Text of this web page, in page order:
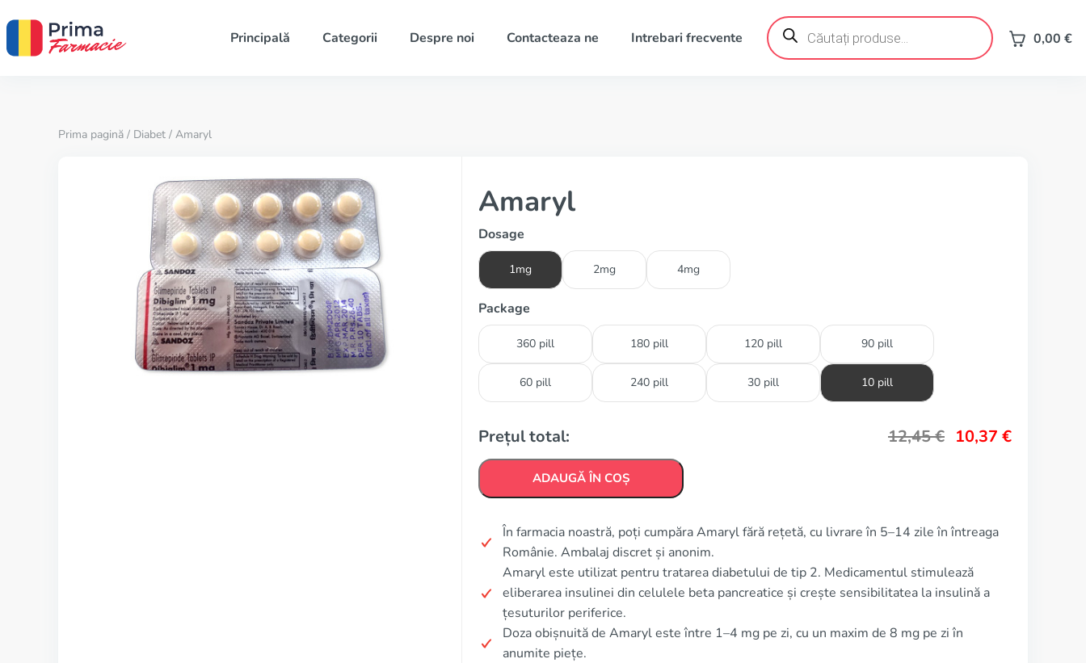
Principală Categorii Despre noi Contacteaza ne Intrebari frecvente
Products
search 0,00 €
Prima pagină / Diabet / Amaryl
Amaryl
Dosage
1mg 2mg 4mg
Package
360 pill 180 pill 120 pill 90 pill
60 pill 240 pill 30 pill 10 pill
Prețul total: 12,45€ 10,37 €
ADAUGĂ ÎN COȘ
În farmacia noastră, poți cumpăra Amaryl fără rețetă, cu livrare în 5–14 zile în întreaga
Românie. Ambalaj discret și anonim.
Amaryl este utilizat pentru tratarea diabetului de tip 2. Medicamentul stimulează
eliberarea insulinei din celulele beta pancreatice și crește sensibilitatea la insulină a
țesuturilor periferice.
Doza obișnuită de Amaryl este între 1–4 mg pe zi, cu un maxim de 8 mg pe zi în
anumite piețe.